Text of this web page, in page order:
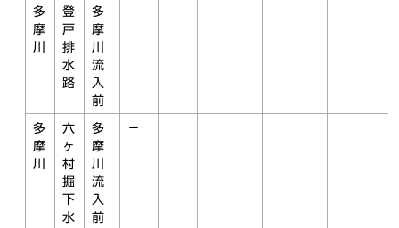
多
摩
川
登
戸
排
水
路
多
摩
川
流
入
前
多
摩
川
六
ヶ
村
掘
下
水
多
摩
川
流
入
前
－